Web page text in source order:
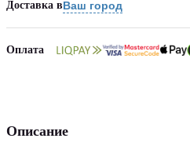
Доставка вВаш город
Оплата
Описание